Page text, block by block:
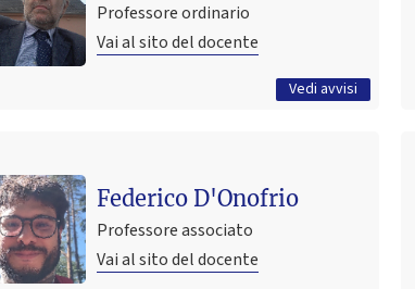
Professore ordinario
Vai al sito del docente
Vedi avvisi
Tutti gli avvisi
Federico D'Onofrio
Professore associato
Vai al sito del docente
my new blogpost